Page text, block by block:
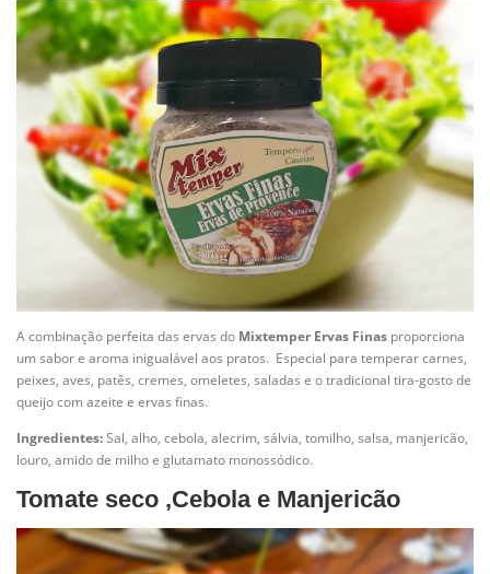
A combinação perfeita das ervas do Mixtemper Ervas Finas proporciona
um sabor e aroma inigualável aos pratos. Especial para temperar carnes,
peixes, aves, patês, cremes, omeletes, saladas e o tradicional tira-gosto de
queijo com azeite e ervas finas.
Ingredientes:Sal, alho, cebola, alecrim, sálvia, tomilho, salsa, manjericão,
louro, amido de milho e glutamato monossódico.
Tomate seco ,Cebola e Manjericão